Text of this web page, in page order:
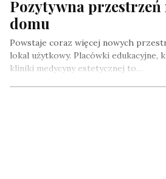
Pozytywna
domu
Powstaje coraz więcej nowych
lokal użytkowy. Placówki edukacyjne,
kliniki medycyny estetycznej to…